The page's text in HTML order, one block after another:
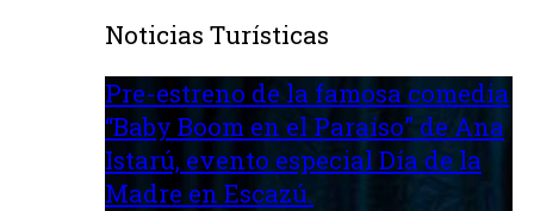
Noticias Turísticas
Pre-estreno de la famosa comedia
“Baby Boom en el Paraíso” de Ana
Istarú, evento especial Día de la
Madre en Escazú.